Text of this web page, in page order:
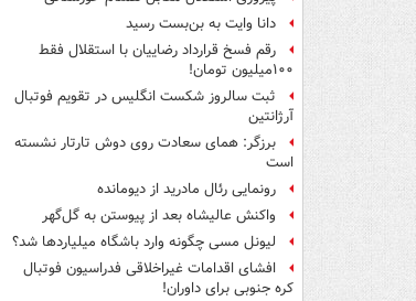
دانا وایت به بن‌بست رسید
رقم فسخ قرارداد رضاییان با استقلال فقط
۱۰۰میلیون تومان!
ثبت سالروز شکست انگلیس در تقویم فوتبال
آرژانتین
برزگر: همای سعادت روی دوش تارتار نشسته
است
رونمایی رئال مادرید از دیومانده
واکنش عالیشاه بعد از پیوستن به گل‌گهر
لیونل مسی چگونه وارد باشگاه میلیاردها شد؟
افشای اقدامات غیراخلاقی فدراسیون فوتبال
کره جنوبی برای داوران!